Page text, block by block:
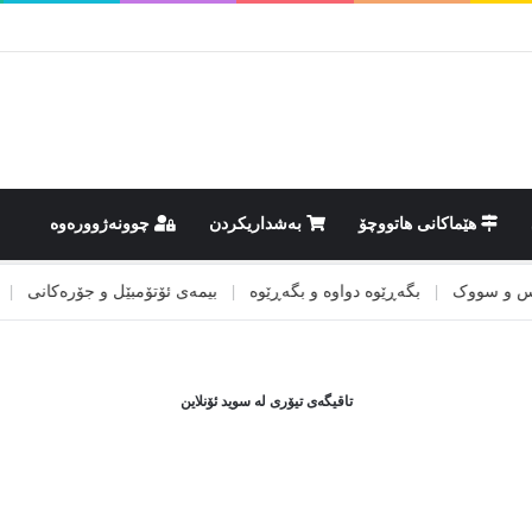
هێماکانى هاتووچۆ بەشداریکردن چوونەژوورەوە
سووک | بگەڕێوە دواوە و بگەڕێوە | بیمەی ئۆتۆمبێل و جۆرەکانی |
تاقیگەی تیۆری لە سوید ئۆنلاین